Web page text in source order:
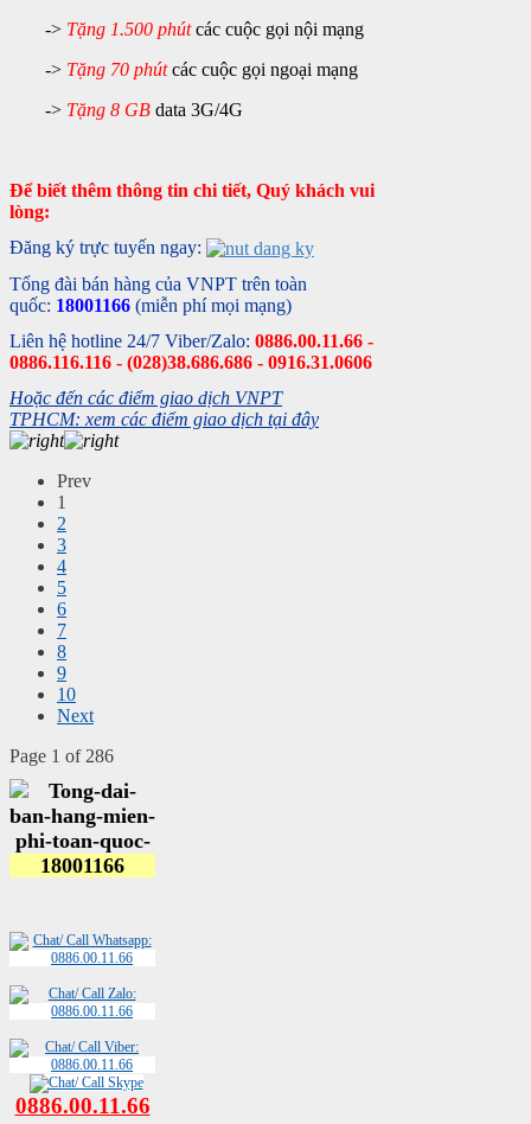
-> Tặng 1.500 phútcác cuộc gọi nội mạng
-> Tặng 70 phút các cuộc gọi ngoại mạng
-> Tặng 8 GB data 3G/4G
Để biết thêm thông tin chi tiết, Quý khách vui
lòng:
Đăng ký trực tuyến ngay:
Tổng đài bán hàng của VNPT trên toàn
quốc: 18001166 (miễn phí mọi mạng)
Liên hệ hotline 24/7 Viber/Zalo: 0886.00.11.66 -
0886.116.116 - (028)38.686.686 - 0916.31.0606
Hoặc đến các điểm giao dịch VNPT
TPHCM: xem các điểm giao dịch tại đây
Prev
1
2
3
4
5
6
7
8
9
10
Next
Page 1 of 286
0886.00.11.66